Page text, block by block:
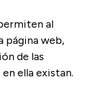
al
página web,
de las
ella existan.